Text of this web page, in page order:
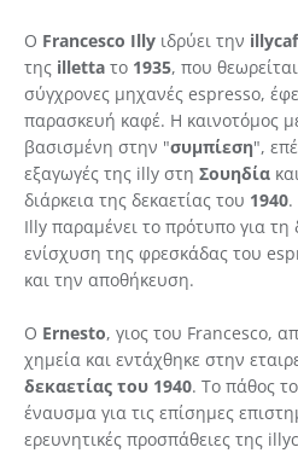
Ο Francesco Illy ιδρύει την
της illetta το 1935, που
σύγχρονες μηχανές espresso,
παρασκευή καφέ. Η καινοτόμος
βασισμένη στην "συμπίεση",
εξαγωγές της illy στη Σουηδία
διάρκεια της δεκαετίας του 1940.
Illy παραμένει το πρότυπο για τη
ενίσχυση της φρεσκάδας του
και την αποθήκευση.
Ο Ernesto, γιος του Francesco,
χημεία και εντάχθηκε στην
δεκαετίας του 1940. Το πάθος
έναυσμα για τις επίσημες
ερευνητικές προσπάθειες της